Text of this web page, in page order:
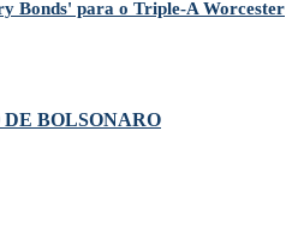
Bonds' para o Triple-A Worcester
BOLSONARO